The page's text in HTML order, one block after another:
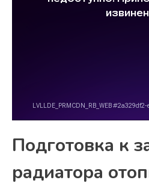
Подготовка к
радиатора